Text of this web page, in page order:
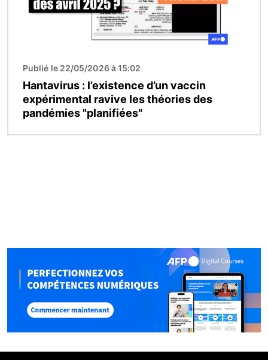
Publié le 22/05/2026 à 15:02
Hantavirus : l’existence d’un vaccin
expérimental ravive les théories des
pandémies "planifiées"